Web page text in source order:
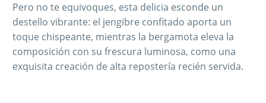
Pero no te equivoques, esta delicia esconde un
destello vibrante: el jengibre confitado aporta un
toque chispeante, mientras la bergamota eleva la
composición con su frescura luminosa, como una
exquisita creación de alta repostería recién servida.